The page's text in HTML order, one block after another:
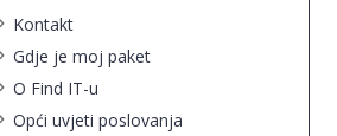
Kontakt
Gdje je moj paket
O Find IT-u
Opći uvjeti poslovanja